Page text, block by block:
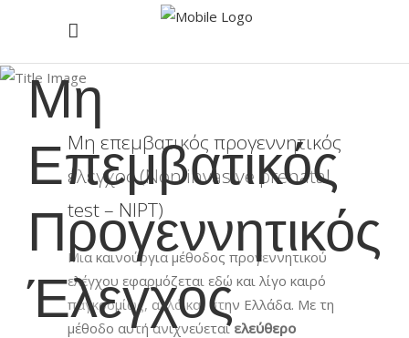
Μη
Επεμβατικός
Προγεννητικός
Έλεγχος
Μη επεμβατικός προγεννητικός
έλεγχος (Non invasive prenatal
test – NIPT)
Μια καινούργια μέθοδος προγεννητικού
ελέγχου εφαρμόζεται εδώ και λίγο καιρό
παγκοσμίως, αλλά και στην Ελλάδα. Με τη
μέθοδο αυτή ανιχνεύεταιελεύθερο